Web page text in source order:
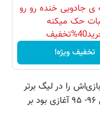
ی جادویی خنده رو رو
حک میکنه
تخفیف ویژه!
دوم آوریل ۱۹۹۵ اولین بازی‌اش را در لیگ برتر
مقابل لیدز یونایتد تجربه کرد و در واقع فصل ۹۶- ۹۵ آغازی بود بر